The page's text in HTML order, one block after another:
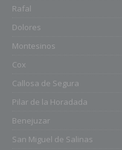
Rafal
Dolores
Montesinos
Cox
Callosa de Segura
Pilar de la Horadada
Benejuzar
San Miguel de Salinas